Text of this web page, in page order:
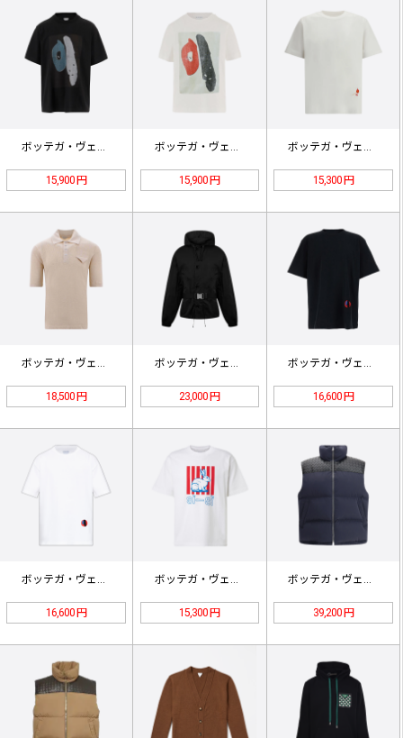
15,900 円 15,900 円 15,300 円
ボッテガ・ヴェネタ ポケット付きニッ…
18,500 円
ボッテガ・ヴェネタ 取り外し可能なウ…
23,000 円
ボッテガ・ヴェネタ ダブル刺繍 クル…
16,600 円
ボッテガ・ヴェネタ ダブル刺繍 クル…
16,600 円
ボッテガ・ヴェネタ ラビットプリント…
15,300 円
ボッテガ・ヴェネタ ラムスキン ウー…
39,200 円